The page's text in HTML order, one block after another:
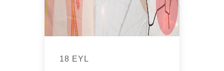
18 EYL